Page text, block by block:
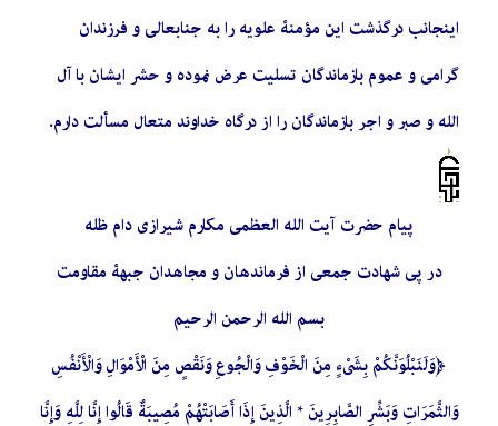
اینجانب درگذشت این مؤمنۀ علویه را به جنابعالی و فرزندان
گرامی و عموم بازماندگان تسلیت عرض نموده و حشر ایشان با آل
الله و صبر و اجر بازماندگان را از درگاه خداوند متعال مسألت دارم.
پیام حضرت آیت الله العظمی مکارم شیرازی دام ظله
در پی شهادت جمعی از فرماندهان و مجاهدان جبهۀ مقاومت
بسم الله الرحمن الرحیم
﴿وَلَنَبْلُوَنَّكُمْ بِشَيْءٍ مِنَ الْخَوْفِ وَالْجُوعِ وَنَقْصٍ مِنَ الْأَمْوَالِ وَالْأَنْفُسِ
وَالثَّمَرَاتِ وَبَشِّرِ الصَّابِرِينَ * الَّذِينَ إِذَا أَصَابَتْهُمْ مُصِيبَةٌ قَالُوا إِنَّا لِلَّهِ وَإِنَّا